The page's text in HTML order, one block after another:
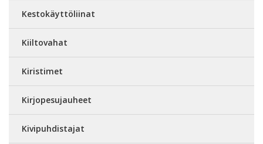
Kestokäyttöliinat
Kiiltovahat
Kiristimet
Kirjopesujauheet
Kivipuhdistajat